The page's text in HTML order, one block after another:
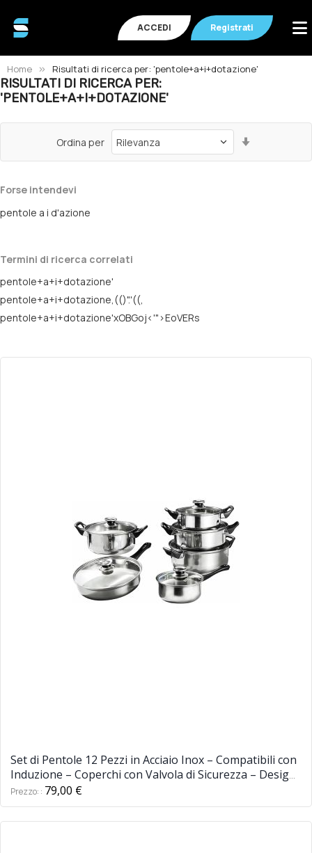
ACCEDI Registrati
Home Risultati di ricerca per: 'pentole+a+i+dotazione'
RISULTATI DI RICERCA PER:
'PENTOLE+A+I+DOTAZIONE'
Ordina per
direzione
Forse intendevi
pentole a i d'azione
Termini di ricerca correlati
pentole+a+i+dotazione'
pentole+a+i+dotazione,(()".'((,
pentole+a+i+dotazione'xOBGoj<'">EoVERs
Set di Pentole 12 Pezzi in Acciaio Inox – Compatibili con
Induzione – Coperchi con Valvola di Sicurezza – Design
Professionale
Prezzo: 79,00 €